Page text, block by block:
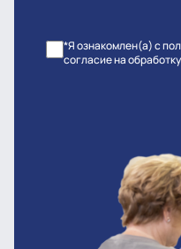
*Я ознакомлен(а) с
согласие на